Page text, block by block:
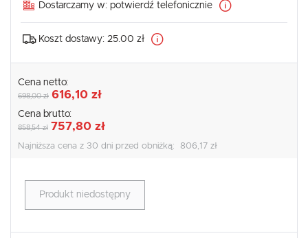
Dostarczamy w: potwierdź telefonicznie
Koszt dostawy: 25.00 zł
Cena netto:
698,00 zł 616,10 zł
Cena brutto:
858,54 zł 757,80 zł
Najniższa cena z 30 dni przed obniżką: 806,17 zł
Produkt niedostępny